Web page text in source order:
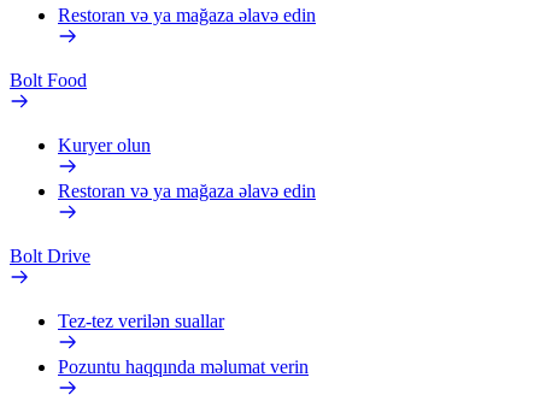
Restoran və ya mağaza əlavə edin
Bolt Food
Kuryer olun
Restoran və ya mağaza əlavə edin
Bolt Drive
Tez-tez verilən suallar
Pozuntu haqqında məlumat verin